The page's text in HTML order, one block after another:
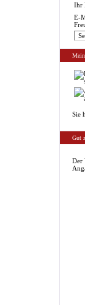
Ihr
E-
Sie
Gut
Der